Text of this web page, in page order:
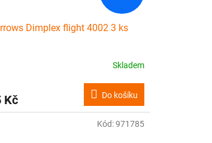
Dimplex flight 4002 3 ks
Skladem
Kč Do košíku
Kód:971785